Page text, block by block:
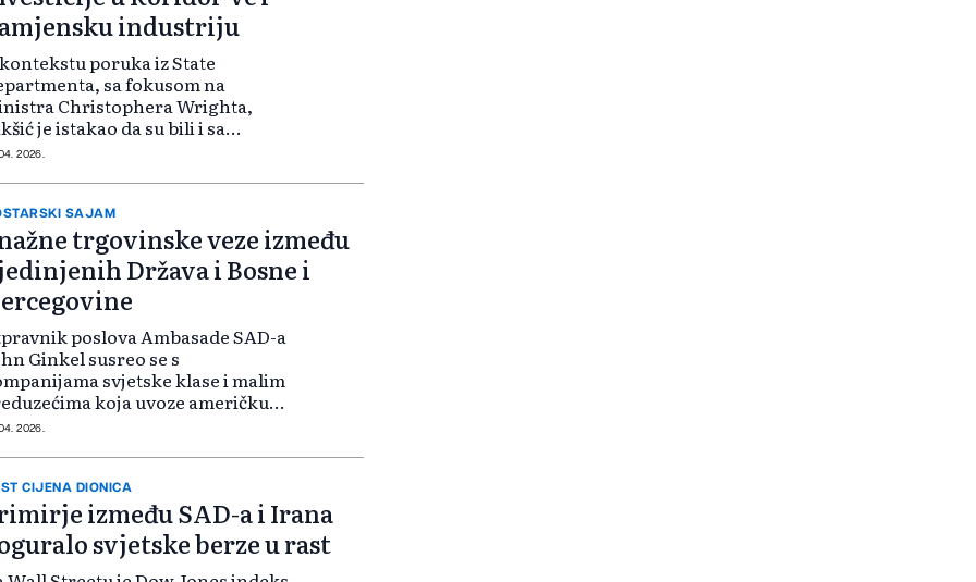
industriju
poruka iz State
sa fokusom na
Christophera Wrighta,
je istakao da su bili i sa
investitora,
i gradi Južnu plinsku
- Tu smo dobil...
2026.
SAJAM
trgovinske veze između
Država i Bosne i
poslova Ambasade SAD-a
Ginkel susreo se s
svjetske klase i malim
koja uvoze američku
ili primjenjuju američku
kako američki inputi
konkurentnost...
2026.
CIJENA DIONICA
između SAD-a i Irana
svjetske berze u rast